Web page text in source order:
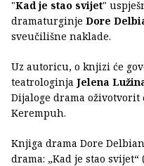
"Kad je stao svijet"
dramaturginje Dore
sveučilišne naklade.
Uz autoricu, o knjizi će
teatrologinja Jelena
Dijaloge drama oživotvorit
Kerempuh.
Knjiga drama Dore
drama: „Kad je stao svijet“